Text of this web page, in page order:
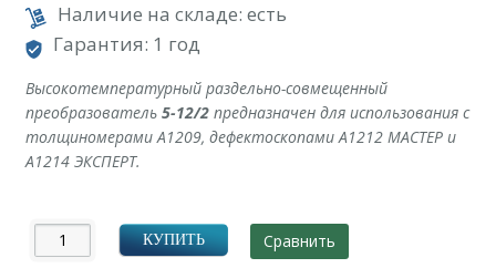
Наличие на складе: есть
Гарантия: 1 год
Высокотемпературный раздельно-совмещенный
преобразователь 5-12/2предназначен для использования с
толщиномерами A1209, дефектоскопами А1212 МАСТЕР и
А1214 ЭКСПЕРТ.
КУПИТЬ Сравнить